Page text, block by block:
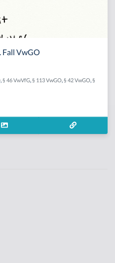
Fall VwGO
§ 46 VwVfG § 113 VwGO § 42 VwGO §